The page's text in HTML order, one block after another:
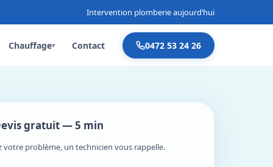
Intervention plomberie aujourd’hui
Chauffage▾ Contact 0472 53 24 26
gratuit — 5 min
votre problème, un technicien vous rappelle.